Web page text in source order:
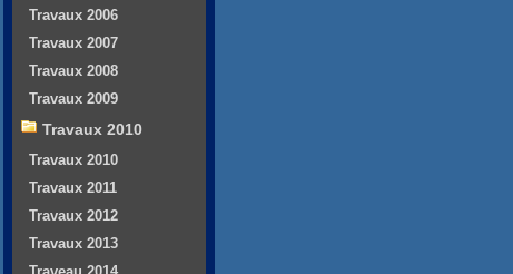
Travaux 2006
Travaux 2007
Travaux 2008
Travaux 2009
Travaux 2010
Travaux 2010
Travaux 2011
Travaux 2012
Travaux 2013